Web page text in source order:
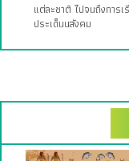
แต่ละชาติ ไปจนถึงการ
ประเด็นนสังคม